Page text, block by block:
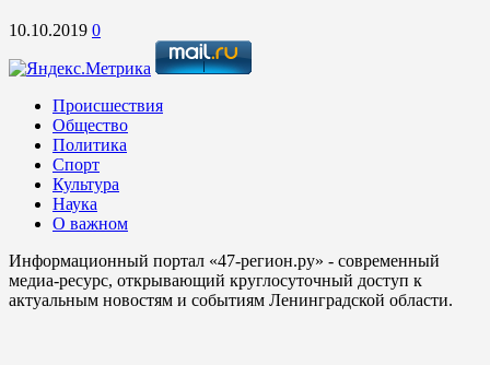
10.10.2019 0
Происшествия
Общество
Политика
Спорт
Культура
Наука
О важном
Информационный портал «47-регион.ру» - современный
медиа-ресурс, открывающий круглосуточный доступ к
актуальным новостям и событиям Ленинградской области.